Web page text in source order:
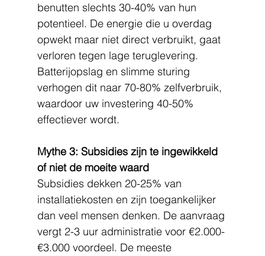
benutten slechts 30-40% van hun
potentieel. De energie die u overdag
opwekt maar niet direct verbruikt, gaat
verloren tegen lage teruglevering.
Batterijopslag en slimme sturing
verhogen dit naar 70-80% zelfverbruik,
waardoor uw investering 40-50%
effectiever wordt.
Mythe 3: Subsidies zijn te ingewikkeld
of niet de moeite waard
Subsidies dekken 20-25% van
installatiekosten en zijn toegankelijker
dan veel mensen denken. De aanvraag
vergt 2-3 uur administratie voor €2.000-
€3.000 voordeel. De meeste